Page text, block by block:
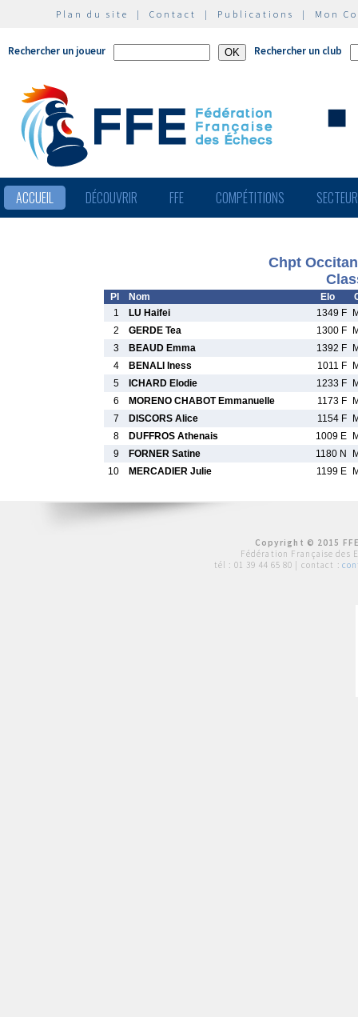
Plan du site | Contact | Publications | Mon
Rechercher un joueur Rechercher un club
ACCUEIL DÉCOUVRIR FFE COMPÉTITIONS
Chpt
Pl Nom Elo
1
LU Haifei 1349 F
2
GERDE Tea 1300 F
3
BEAUD Emma 1392 F
4
BENALI Iness 1011 F
5
ICHARD Elodie 1233 F
6
MORENO CHABOT Emmanuelle 1173 F
7
DISCORS Alice 1154 F
8
DUFFROS Athenais 1009 E
9
FORNER Satine 1180 N
10
MERCADIER Julie 1199 E
Copyright © 2015
Fédération Française des
tél : 01 39 44 65 80 | contact :